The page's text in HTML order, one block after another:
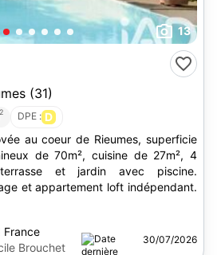
13
(31)
2 DPE : D
au coeur de Rieumes, superficie
de 70m², cuisine de 27m², 4
et jardin avec piscine.
et appartement loft indépendant.
France
Brouchet
30/07/2026